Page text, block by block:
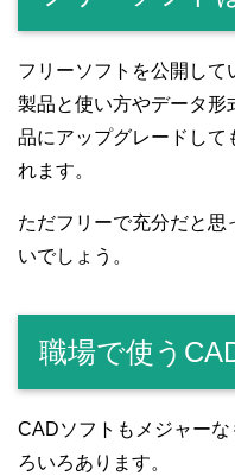
フリーソフトを公開し
製品と使い方やデータ形
品にアップグレードして
れます。
ただフリーで充分だと思
いでしょう。
職場で使う
CADソフトもメジャー
ろいろあります。